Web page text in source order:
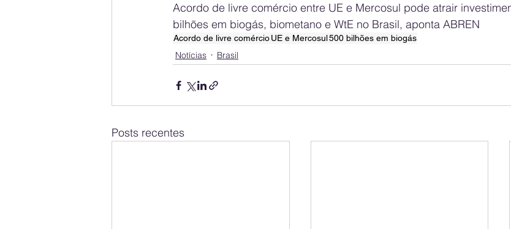
Acordo de livre comércio entre UE e Mercosul pode atrair
bilhões em biogás, biometano e WtE no Brasil, aponta ABREN
Acordo de livre comércioUE e Mercosul500 bilhões em biogás
Notícias Brasil
Posts recentes